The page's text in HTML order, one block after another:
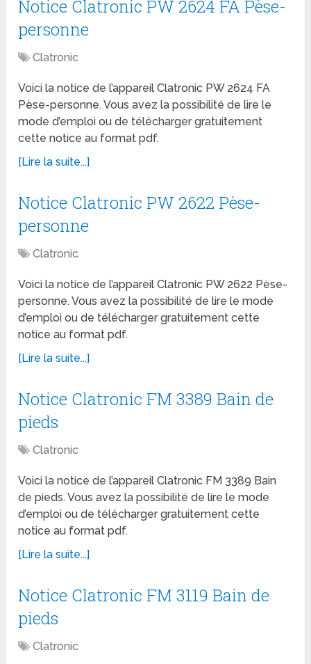
Notice Clatronic PW 2624 FA Pèse-
personne
Clatronic
Voici la notice de l’appareil Clatronic PW 2624 FA
Pèse-personne. Vous avez la possibilité de lire le
mode d’emploi ou de télécharger gratuitement
cette notice au format pdf.
[Lire la suite...]
Notice Clatronic PW 2622 Pèse-
personne
Clatronic
Voici la notice de l’appareil Clatronic PW 2622 Pèse-
personne. Vous avez la possibilité de lire le mode
d’emploi ou de télécharger gratuitement cette
notice au format pdf.
[Lire la suite...]
Notice Clatronic FM 3389 Bain de
pieds
Clatronic
Voici la notice de l’appareil Clatronic FM 3389 Bain
de pieds. Vous avez la possibilité de lire le mode
d’emploi ou de télécharger gratuitement cette
notice au format pdf.
[Lire la suite...]
Notice Clatronic FM 3119 Bain de
pieds
Clatronic